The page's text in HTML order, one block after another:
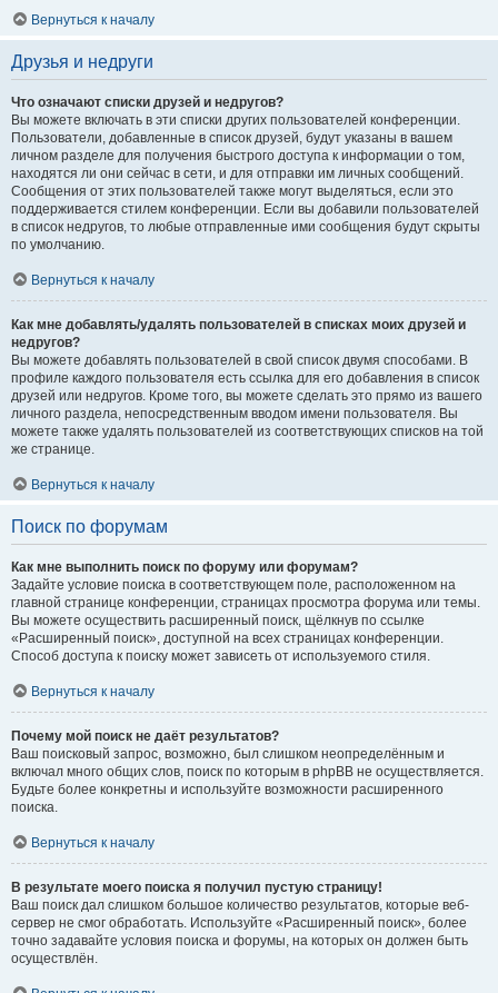
Вернуться к началу
Друзья и недруги
Что означают списки друзей и недругов?
Вы можете включать в эти списки других пользователей конференции.
Пользователи, добавленные в список друзей, будут указаны в вашем
личном разделе для получения быстрого доступа к информации о том,
находятся ли они сейчас в сети, и для отправки им личных сообщений.
Сообщения от этих пользователей также могут выделяться, если это
поддерживается стилем конференции. Если вы добавили пользователей
в список недругов, то любые отправленные ими сообщения будут скрыты
по умолчанию.
Вернуться к началу
Как мне добавлять/удалять пользователей в списках моих друзей и
недругов?
Вы можете добавлять пользователей в свой список двумя способами. В
профиле каждого пользователя есть ссылка для его добавления в список
друзей или недругов. Кроме того, вы можете сделать это прямо из вашего
личного раздела, непосредственным вводом имени пользователя. Вы
можете также удалять пользователей из соответствующих списков на той
же странице.
Вернуться к началу
Поиск по форумам
Как мне выполнить поиск по форуму или форумам?
Задайте условие поиска в соответствующем поле, расположенном на
главной странице конференции, страницах просмотра форума или темы.
Вы можете осуществить расширенный поиск, щёлкнув по ссылке
«Расширенный поиск», доступной на всех страницах конференции.
Способ доступа к поиску может зависеть от используемого стиля.
Вернуться к началу
Почему мой поиск не даёт результатов?
Ваш поисковый запрос, возможно, был слишком неопределённым и
включал много общих слов, поиск по которым в phpBB не осуществляется.
Будьте более конкретны и используйте возможности расширенного
поиска.
Вернуться к началу
В результате моего поиска я получил пустую страницу!
Ваш поиск дал слишком большое количество результатов, которые веб-
сервер не смог обработать. Используйте «Расширенный поиск», более
точно задавайте условия поиска и форумы, на которых он должен быть
осуществлён.